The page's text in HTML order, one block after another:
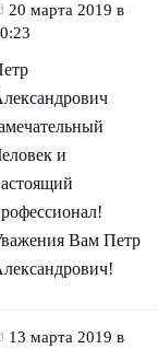
20 марта 2019 в
и
Вам Петр
13 марта 2019 в